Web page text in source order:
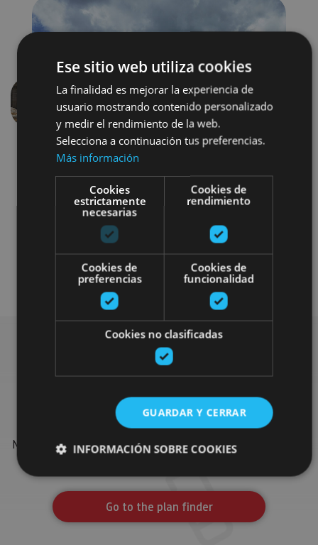
Previous
Localidades Visitas guiadas
Monasteries
Find more plans
Find more plans and suggestions to round off your trip in
Navarre: organised activities, tours and the most important
Go to the plan finder
Ese sitio web utiliza cookies
La finalidad es mejorar la experiencia de
usuario mostrando contenido personalizado
y medir el rendimiento de la web.
Selecciona a continuación tus preferencias.
Más información
Cookies
estrictamente
necesarias
Cookies de
rendimiento
Cookies de
preferencias
Cookies de
funcionalidad
Cookies no clasificadas
GUARDAR Y CERRAR
INFORMACIÓN SOBRE COOKIES
Cookies estrictamente necesarias
Cookies de rendimiento